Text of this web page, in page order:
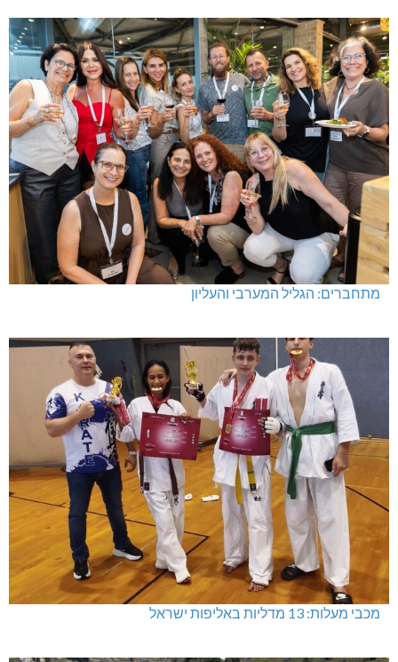
מתחברים: הגליל המערבי והעליון
מכבי מעלות: 13 מדליות באליפות ישראל